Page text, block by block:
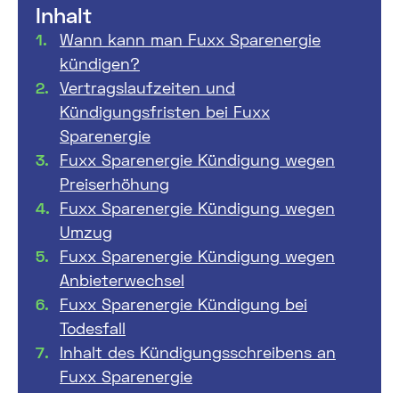
Inhalt
Wann kann man Fuxx Sparenergie
kündigen?
Vertragslaufzeiten und
Kündigungsfristen bei Fuxx
Sparenergie
Fuxx Sparenergie Kündigung wegen
Preiserhöhung
Fuxx Sparenergie Kündigung wegen
Umzug
Fuxx Sparenergie Kündigung wegen
Anbieterwechsel
Fuxx Sparenergie Kündigung bei
Todesfall
Inhalt des Kündigungsschreibens an
Fuxx Sparenergie